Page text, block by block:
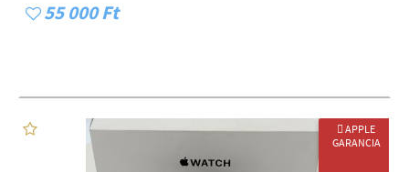
55 000 Ft
 APPLE
GARANCIA